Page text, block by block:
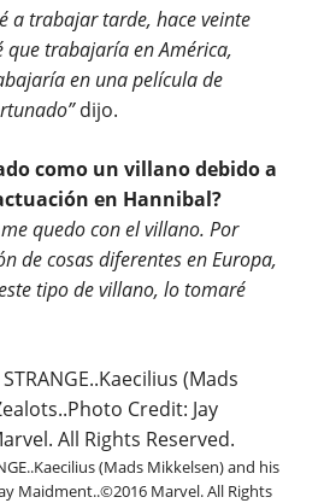
a trabajar tarde, hace veinte
que trabajaría en América,
en una película de
dijo.
como un villano debido a
en Hannibal?
quedo con el villano. Por
de cosas diferentes en Europa,
tipo de villano, lo tomaré
(Mads Mikkelsen) and his
Maidment..©2016 Marvel. All Rights